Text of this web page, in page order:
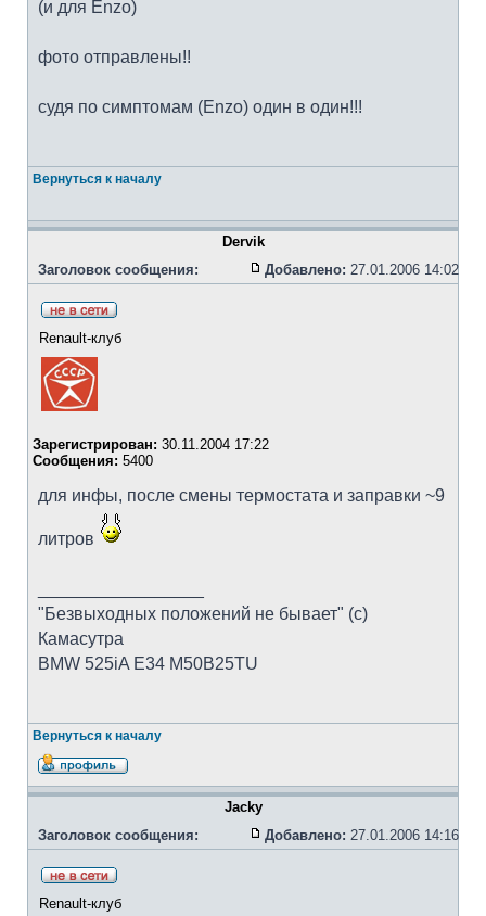
(и для Enzo)
фото отправлены!!
судя по симптомам (Enzo) один в один!!!
Вернуться к началу
Dervik
Заголовок сообщения:
Добавлено: 27.01.2006 14:02
Renault-клуб
Зарегистрирован: 30.11.2004 17:22
Сообщения: 5400
для инфы, после смены термостата и заправки ~9
литров
"Безвыходных положений не бывает" (с)
Камасутра
BMW 525iA E34 M50B25TU
Вернуться к началу
Jacky
Заголовок сообщения:
Добавлено: 27.01.2006 14:16
Renault-клуб